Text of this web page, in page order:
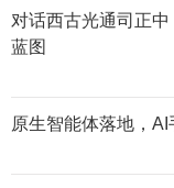
对话西古光通司正
蓝图
原生智能体落地，AI